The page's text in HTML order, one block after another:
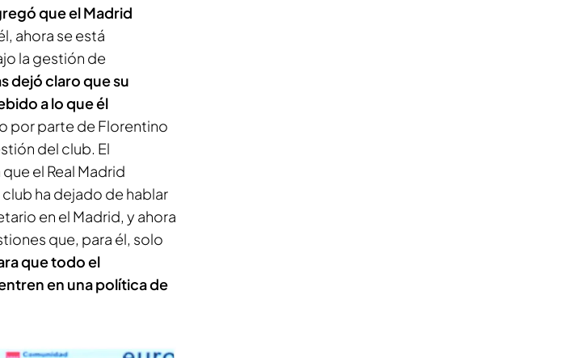
que el Madrid
ahora se está
la gestión de
dejó claro que su
a lo que él
por parte de Florentino
del club. El
el Real Madrid
ha dejado de hablar
en el Madrid, y ahora
que, para él, solo
que todo el
en una política de